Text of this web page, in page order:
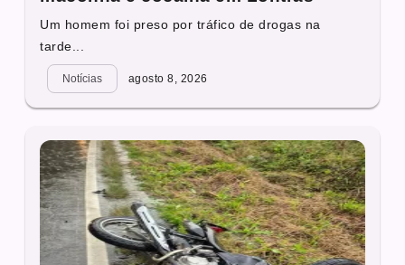
Um homem foi preso por tráfico de drogas na
tarde...
Notícias agosto 8, 2026